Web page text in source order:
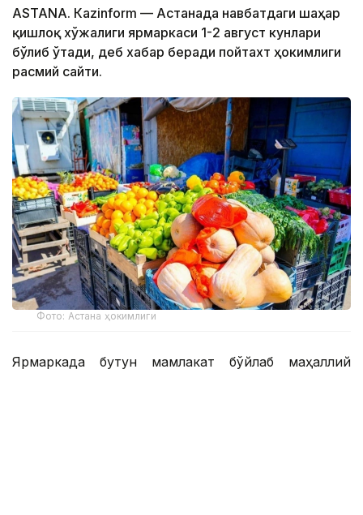
ASTANА. Кazinform — Астанада навбатдаги шаҳар
қишлоқ хўжалиги ярмаркаси 1-2 август кунлари
бўлиб ўтади, деб хабар беради пойтахт ҳокимлиги
расмий сайти.
Фото: Астана ҳокимлиги
Ярмаркада бутун мамлакат бўйлаб маҳаллий